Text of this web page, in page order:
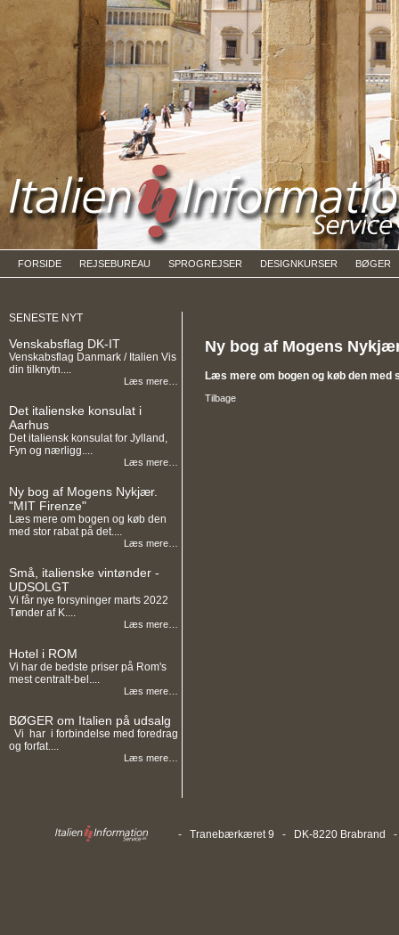
FORSIDE REJSEBUREAU SPROGREJSER DESIGNKURSER BØGER
SENESTE NYT
Venskabsflag DK-IT
Venskabsflag Danmark / Italien Vis
din tilknytn....
Læs mere…
Det italienske konsulat i
Aarhus
Det italiensk konsulat for Jylland,
Fyn og nærligg....
Læs mere…
Ny bog af Mogens Nykjær.
"MIT Firenze"
Læs mere om bogen og køb den
med stor rabat på det....
Læs mere…
Små, italienske vintønder -
UDSOLGT
Vi får nye forsyninger marts 2022
Tønder af K....
Læs mere…
Hotel i ROM
Vi har de bedste priser på Rom's
mest centralt-bel....
Læs mere…
BØGER om Italien på udsalg
Vi har i forbindelse med foredrag
og forfat....
Læs mere…
Ny bog af Mogens
Læs mere om bogen og køb den med
Tilbage
- Tranebærkæret 9 - DK-8220 Brabrand -